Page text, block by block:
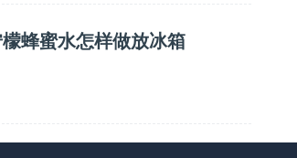
蜂蜜水怎样做放冰箱